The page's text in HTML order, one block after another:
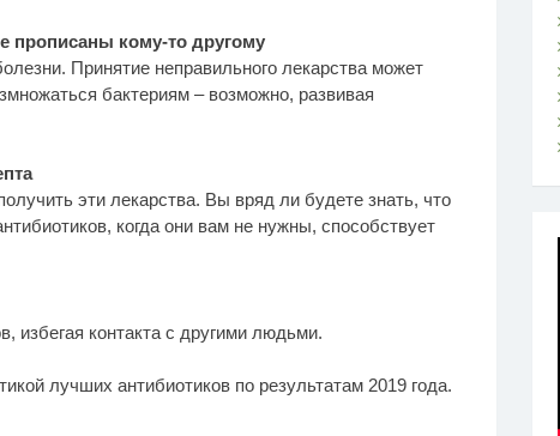
прописаны кому-то другому
Принятие неправильного лекарства может
бактериям – возможно, развивая
эти лекарства. Вы вряд ли будете знать, что
когда они вам не нужны, способствует
избегая контакта с другими людьми.
лучших антибиотиков по результатам 2019 года.